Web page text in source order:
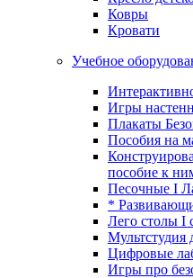
Ковры
Кровати
Учебное
Игры
Плакаты
Пособия на
пособие к
Песочные I
*
Лего столы I
Мультстудия
Цифровые
Игры про